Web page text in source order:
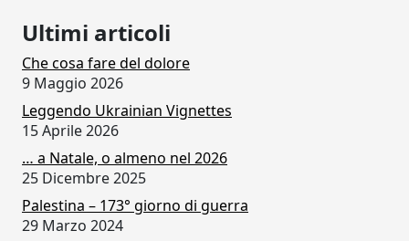
Ultimi articoli
Che cosa fare del dolore
9 Maggio 2026
Leggendo Ukrainian Vignettes
15 Aprile 2026
… a Natale, o almeno nel 2026
25 Dicembre 2025
Palestina – 173° giorno di guerra
29 Marzo 2024